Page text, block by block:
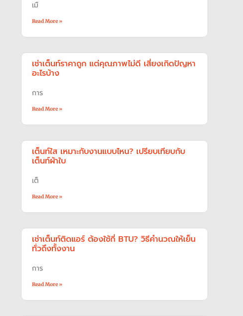
เมื
Read More »
เช่าเต็นท์ราคาถูก แต่คุณภาพไม่ดี เสี่ยงเกิดปัญหา
อะไรบ้าง
การ
Read More »
เต็นท์ใส เหมาะกับงานแบบไหน? เปรียบเทียบกับ
เต็นท์ผ้าใบ
เต็
Read More »
เช่าเต็นท์ติดแอร์ ต้องใช้กี่ BTU? วิธีคำนวณให้เย็น
ทั่วถึงทั้งงาน
การ
Read More »